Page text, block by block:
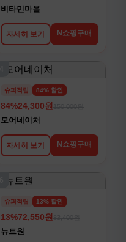
비타민마을
자세히 보기 N쇼핑구매
슈퍼적립 84% 할인
84%24,300원
모어네이처
자세히 보기 N쇼핑구매
슈퍼적립 13% 할인
13%72,550원
뉴트원